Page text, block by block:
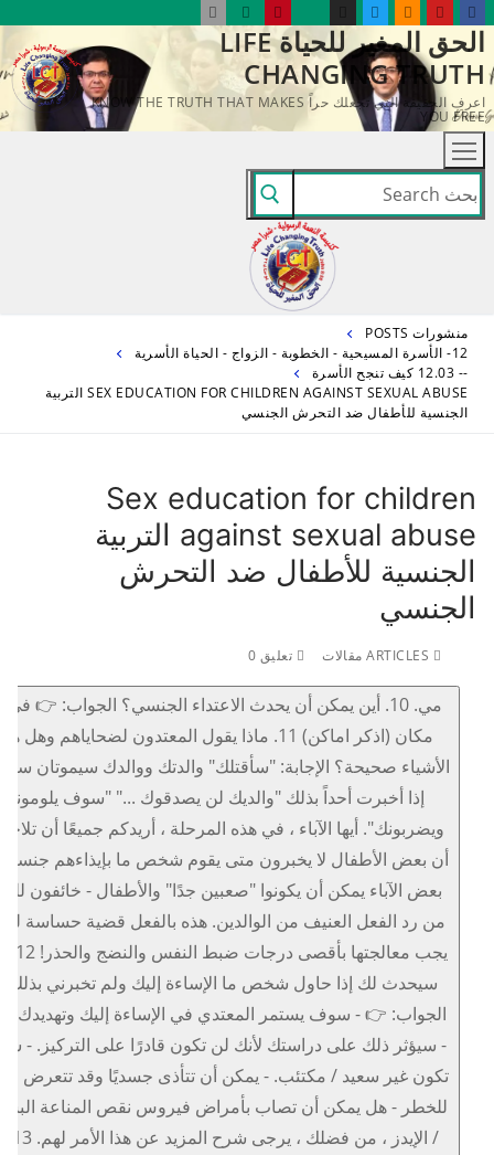
التجاوز
إلى
المحتوى
الحق المغير للحياة LIFE
CHANGING TRUTH
اعرف الحقيقة التي تجعلك حراً KNOW THE TRUTH THAT MAKES
YOU FREE
البحث
عن:
منشورات POSTS
12- الأسرة المسيحية - الخطوبة - الزواج - الحياة الأسرية
-- 12.03 كيف تنجح الأسرة
SEX EDUCATION FOR CHILDREN AGAINST SEXUAL ABUSE التربية
الجنسية للأطفال ضد التحرش الجنسي
Sex education for children
against sexual abuse التربية
الجنسية للأطفال ضد التحرش
الجنسي
تعليق 0
مي. 10. أين يمكن أن يحدث الاعتداء الجنسي؟ الجواب: 👉 في
مكان (اذكر اماكن) 11. ماذا يقول المعتدون لضحاياهم وهل
الأشياء صحيحة؟ الإجابة: "سأقتلك" والدتك ووالدك سيموتان
إذا أخبرت أحداً بذلك "والديك لن يصدقوك ..." "سوف يلومونك
ويضربونك". أيها الآباء ، في هذه المرحلة ، أريدكم جميعًا أن
أن بعض الأطفال لا يخبرون متى يقوم شخص ما بإيذاءهم جنسيًا
بعض الآباء يمكن أن يكونوا "صعبين جدًا" والأطفال - خائفون
من رد الفعل العنيف من الوالدين. هذه بالفعل قضية حساسة
سيحدث لك إذا حاول شخص ما الإساءة إليك ولم تخبرني بذلك
الجواب: 👉 - سوف يستمر المعتدي في الإساءة إليك وتهديدك
- سيؤثر ذلك على دراستك لأنك لن تكون قادرًا على التركيز. -
تكون غير سعيد / مكتئب. - يمكن أن تتأذى جسديًا وقد تتعرض
للخطر - هل يمكن أن تصاب بأمراض فيروس نقص المناعة